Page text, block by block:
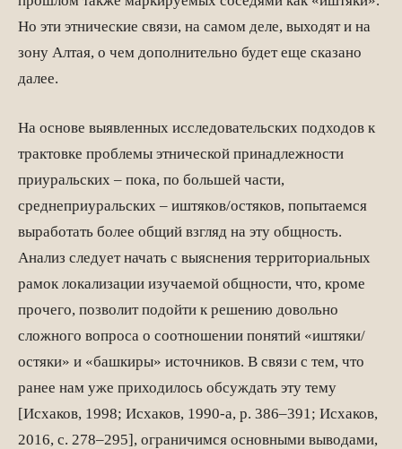
Но эти этнические связи, на самом деле, выходят и на
зону Алтая, о чем дополнительно будет еще сказано
далее.
На основе выявленных исследовательских подходов к
трактовке проблемы этнической принадлежности
приуральских – пока, по большей части,
среднеприуральских – иштяков/остяков, попытаемся
выработать более общий взгляд на эту общность.
Анализ следует начать с выяснения территориальных
рамок локализации изучаемой общности, что, кроме
прочего, позволит подойти к решению довольно
сложного вопроса о соотношении понятий «иштяки/
остяки» и «башкиры» источников. В связи с тем, что
ранее нам уже приходилось обсуждать эту тему
[Исхаков, 1998; Исхаков, 1990-а, р. 386–391; Исхаков,
2016, с. 278–295], ограничимся основными выводами,